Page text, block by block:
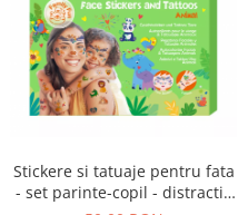
Stickere si tatuaje pentru fata
- set parinte-copil - distractie